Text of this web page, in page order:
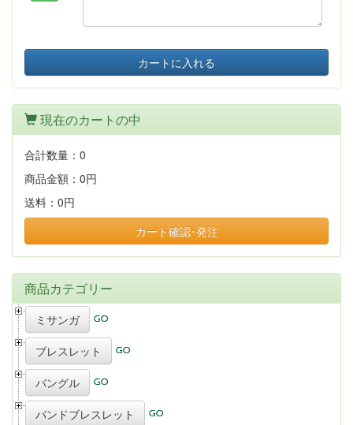
カートに入れる
現在のカートの中
合計数量： 0
商品金額： 0円
送料： 0円
カート確認･発注
商品カテゴリー
ミサンガ
ブレスレット
バングル
バンドブレスレット